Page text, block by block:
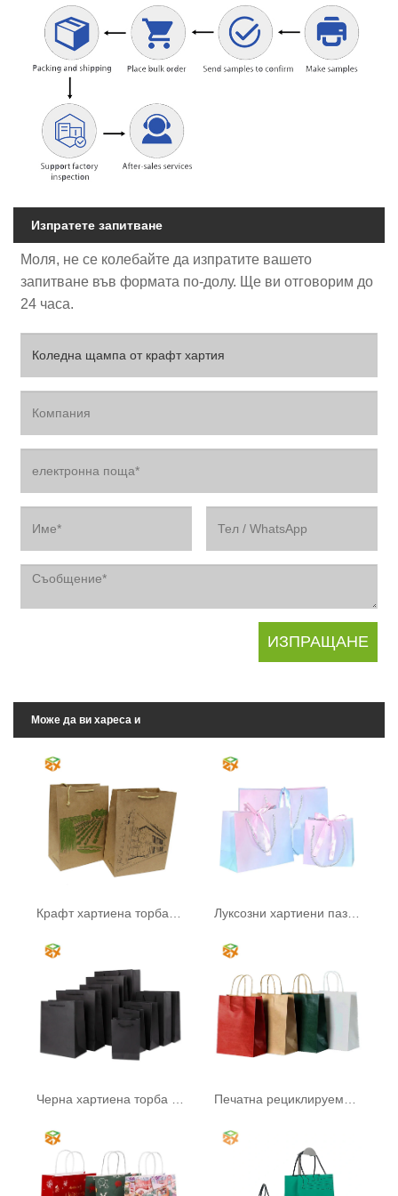
Изпратете запитване
Моля, не се колебайте да изпратите вашето
запитване във формата по-долу. Ще ви отговорим до
24 часа.
Може да ви хареса и
Черна хартиена торба с дръжка Печатна рециклируема хартиена торба